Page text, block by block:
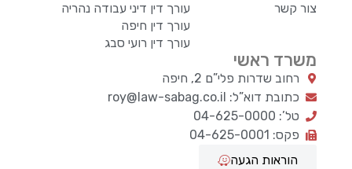
משרד ראשי
רחוב שדרות פלי”ם 2, חיפה
כתובת דוא”ל: roy@law-sabag.co.il
טל’: 04-625-0000
פקס: 04-625-0001
הוראות הגעה
צור קשר
עורך דין דיני עבודה נהריה
עורך דין חיפה
עורך דין רועי סבג